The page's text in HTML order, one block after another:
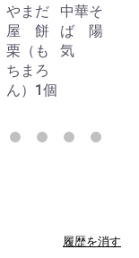
やまだ
屋 餅
栗（も
ちまろ
ん）1個
中華そ
ば 陽
気
履歴を消す